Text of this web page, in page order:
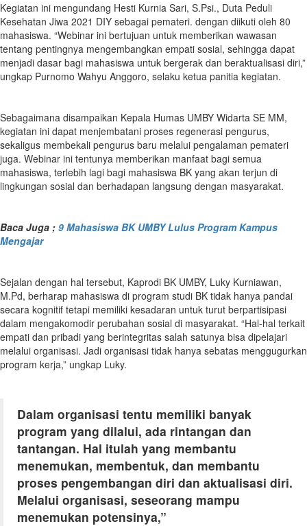
Kegiatan ini mengundang Hesti Kurnia Sari, S.Psi., Duta Peduli
Kesehatan Jiwa 2021 DIY sebagai pemateri. dengan diikuti oleh 80
mahasiswa. “Webinar ini bertujuan untuk memberikan wawasan
tentang pentingnya mengembangkan empati sosial, sehingga dapat
menjadi dasar bagi mahasiswa untuk bergerak dan beraktualisasi diri,”
ungkap Purnomo Wahyu Anggoro, selaku ketua panitia kegiatan.
Sebagaimana disampaikan Kepala Humas UMBY Widarta SE MM,
kegiatan ini dapat menjembatani proses regenerasi pengurus,
sekaligus membekali pengurus baru melalui pengalaman pemateri
juga. Webinar ini tentunya memberikan manfaat bagi semua
mahasiswa, terlebih lagi bagi mahasiswa BK yang akan terjun di
lingkungan sosial dan berhadapan langsung dengan masyarakat.
Baca Juga ; 9 Mahasiswa BK UMBY Lulus Program Kampus
Mengajar
Sejalan dengan hal tersebut, Kaprodi BK UMBY, Luky Kurniawan,
M.Pd, berharap mahasiswa di program studi BK tidak hanya pandai
secara kognitif tetapi memiliki kesadaran untuk turut berpartisipasi
dalam mengakomodir perubahan sosial di masyarakat. “Hal-hal terkait
empati dan pribadi yang berintegritas salah satunya bisa dipelajari
melalui organisasi. Jadi organisasi tidak hanya sebatas menggugurkan
program kerja,” ungkap Luky.
Dalam organisasi tentu memiliki banyak
program yang dilalui, ada rintangan dan
tantangan. Hal itulah yang membantu
menemukan, membentuk, dan membantu
proses pengembangan diri dan aktualisasi diri.
Melalui organisasi, seseorang mampu
menemukan potensinya,”